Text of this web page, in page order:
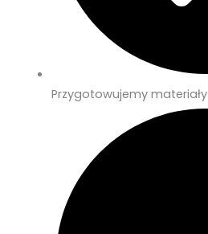
Przygotowujemy materiały